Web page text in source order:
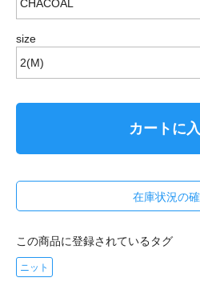
size
カートに
在庫状況の
この商品に登録されているタグ
ニット